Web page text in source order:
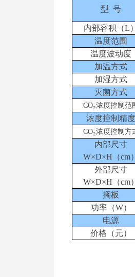
型 号
内部容积（L
温度范围
温度波动度
加温方式
加湿方式
灭菌方式
CO₂浓度控制范
浓度控制精度
CO₂浓度控制方
内部尺寸
W×D×H（cm
外部尺寸
W×D×H（cm
搁板
功率（W）
电源
价格（元）